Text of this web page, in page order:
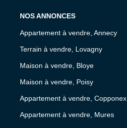
NOS ANNONCES
Appartement à vendre, Annecy
Terrain à vendre, Lovagny
Maison à vendre, Bloye
Maison à vendre, Poisy
Appartement à vendre, Copponex
Appartement à vendre, Mures